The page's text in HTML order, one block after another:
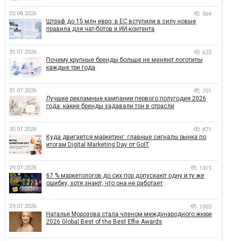
02.08.2026 564
Штраф до 15 млн евро: в ЕС вступили в силу новые
правила для чат-ботов и ИИ-контента
31.07.2026 623
Почему крупные бренды больше не меняют логотипы
каждые три года
31.07.2026 701
Лучшие рекламные кампании первого полугодия 2026
года: какие бренды задавали тон в отрасли
30.07.2026 871
Куда двигается маркетинг: главные сигналы рынка по
итогам Digital Marketing Day от GoIT
29.07.2026 1315
67 % маркетологов до сих пор допускают одну и ту же
ошибку, хотя знают, что она не работает
29.07.2026 1003
Наталья Морозова стала членом международного жюри
2026 Global Best of the Best Effie Awards